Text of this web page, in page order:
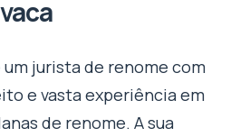
jurista de renome com
e vasta experiência em
de renome. A sua